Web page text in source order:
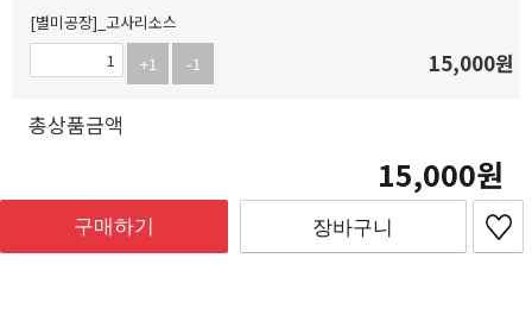
[별미공장]_고사리소스
+1
-1 15,000원
총상품금액
15,000
구매하기 장바구니